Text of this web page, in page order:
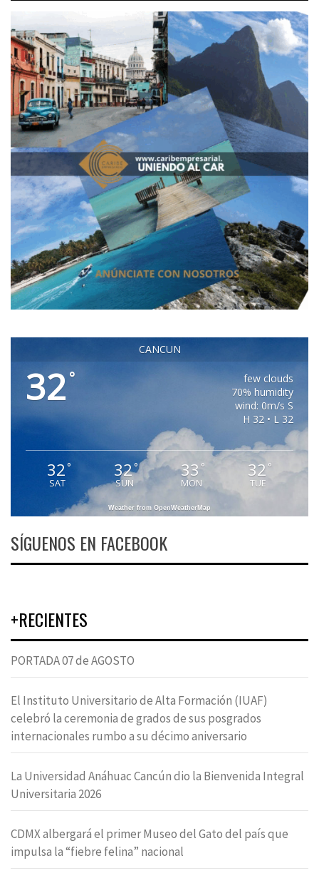
CANCUN
32 °
few clouds
70% humidity
wind: 0m/s S
H 32 • L 32
32°
SAT
32°
SUN
33 °
MON
32 °
TUE
Weather from OpenWeatherMap
SÍGUENOS EN FACEBOOK
+RECIENTES
PORTADA 07 de AGOSTO
El Instituto Universitario de Alta Formación (IUAF)
celebró la ceremonia de grados de sus posgrados
internacionales rumbo a su décimo aniversario
La Universidad Anáhuac Cancún dio la Bienvenida Integral
Universitaria 2026
CDMX albergará el primer Museo del Gato del país que
impulsa la “fiebre felina” nacional